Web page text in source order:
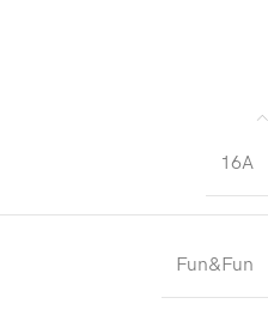
16A
Fun&Fun